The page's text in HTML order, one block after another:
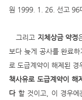
원 1999. 1. 26. 선고 96
   그리고
지체상금 약정
보다 늦게 공사를 완료
로 도급계약이 해제된 경
책사유로 도급계약이 해
다 할 것이고, 이 경우에